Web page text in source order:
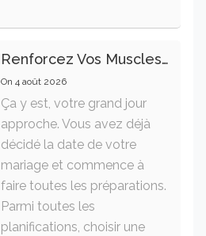
Renforcez Vos Muscles Profonds Pour Apaiser Votre Mal De Dos
On 4 août 2026
Ça y est, votre grand jour
approche. Vous avez déjà
décidé la date de votre
mariage et commence à
faire toutes les préparations.
Parmi toutes les
planifications, choisir une